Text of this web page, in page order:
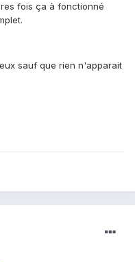
fois ça à fonctionné
sauf que rien n'apparait